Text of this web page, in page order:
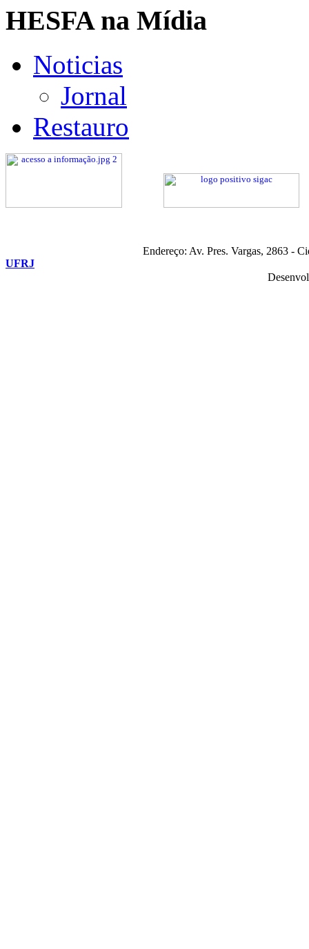
HESFA na Mídia
Noticias
Jornal
Restauro
Endereço: Av. Pres. Vargas, 2863 -
UFRJ